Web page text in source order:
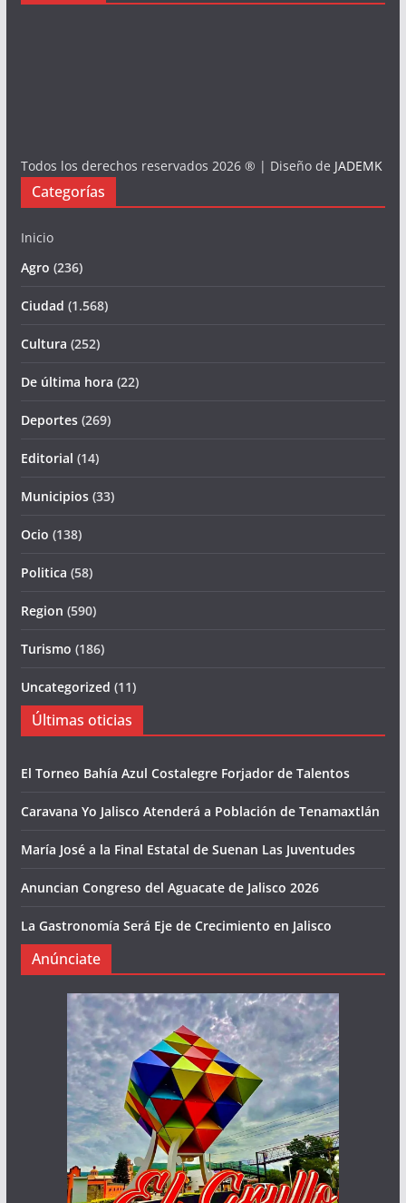
Todos los derechos reservados 2026 ® | Diseño de JADEMK
Categorías
Inicio
Agro (236)
Ciudad (1.568)
Cultura (252)
De última hora (22)
Deportes(269)
Editorial (14)
Municipios(33)
Ocio (138)
Politica (58)
Region (590)
Turismo (186)
Uncategorized (11)
Últimas oticias
El Torneo Bahía Azul Costalegre Forjador de Talentos
Caravana Yo Jalisco Atenderá a Población de Tenamaxtlán
María José a la Final Estatal de Suenan Las Juventudes
Anuncian Congreso del Aguacate de Jalisco 2026
La Gastronomía Será Eje de Crecimiento en Jalisco
Anúnciate